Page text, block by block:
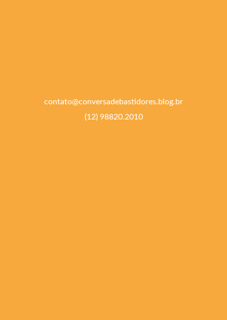
contato@conversadebastidores.blog.br
(12) 98820.2010